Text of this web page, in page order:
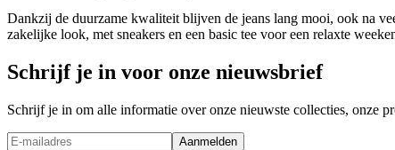
Dankzij de duurzame kwaliteit blijven de jeans lang mooi, ook na
zakelijke look, met sneakers en een basic tee voor een relaxte
Schrijf je in voor onze nieuwsbrief
Schrijf je in om alle informatie over onze nieuwste collecties, onze
Aanmelden